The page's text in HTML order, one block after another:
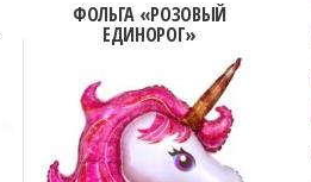
ФОЛЬГА «РОЗОВЫЙ
ЕДИНОРОГ»